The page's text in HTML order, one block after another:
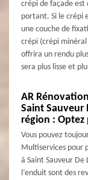
crépi de façade est
portant. Si le crépi
une couche de
crépi (crépi minéral
offrira un rendu
sera plus lisse et
AR
Saint Sauveur
région :
Vous pouvez
Multiservices pour
à Saint Sauveur
l’enduit sont des